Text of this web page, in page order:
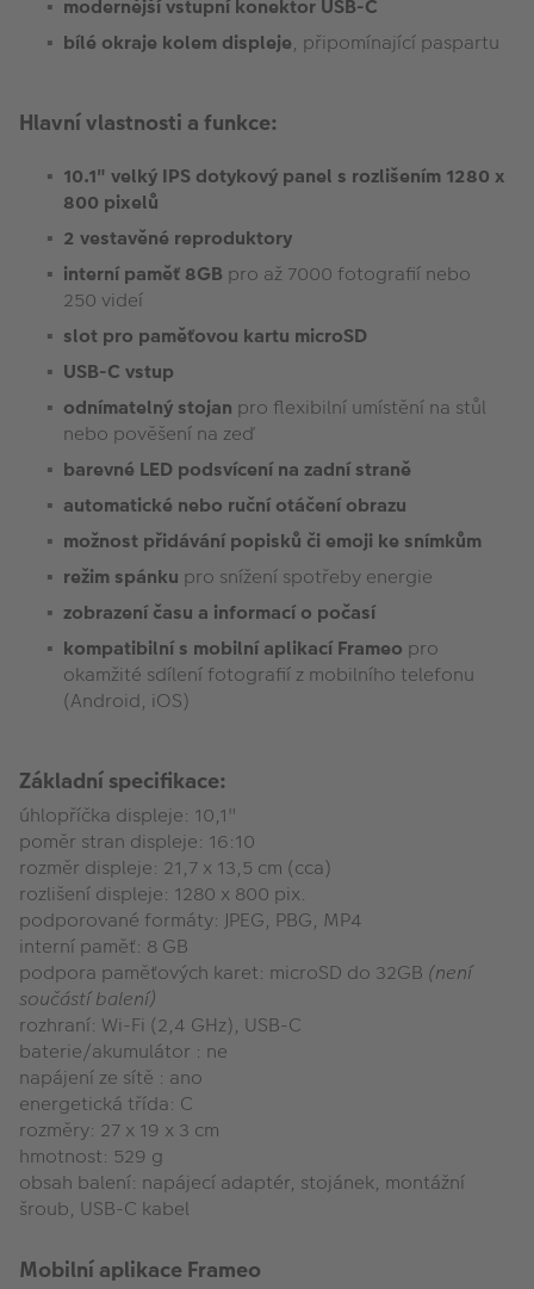
modernější vstupní konektor USB-C
bílé okraje kolem displeje, připomínající paspartu
Hlavní vlastnosti a funkce:
10.1" velký IPS dotykový panel s rozlišením 1280 x
800 pixelů
2 vestavěné reproduktory
interní paměť 8GB pro až 7000 fotografií nebo
250 videí
slot pro paměťovou kartu microSD
USB-C vstup
odnímatelný stojan pro flexibilní umístění na stůl
nebo pověšení na zeď
barevné LED podsvícení na zadní straně
automatické nebo ruční otáčení obrazu
možnost přidávání popisků či emoji ke snímkům
režim spánku pro snížení spotřeby energie
zobrazení času a informací o počasí
kompatibilní s mobilní aplikací Frameo pro
okamžité sdílení fotografií z mobilního telefonu
(Android, iOS)
Základní specifikace:
úhlopříčka displeje: 10,1"
poměr stran displeje: 16:10
rozměr displeje: 21,7 x 13,5 cm (cca)
rozlišení displeje: 1280 x 800 pix.
podporované formáty: JPEG, PBG, MP4
interní paměť: 8 GB
podpora paměťových karet: microSD do 32GB (není
součástí balení)
rozhraní: Wi-Fi (2,4 GHz), USB-C
baterie/akumulátor : ne
napájení ze sítě : ano
energetická třída: C
rozměry: 27 x 19 x 3 cm
hmotnost: 529 g
obsah balení: napájecí adaptér, stojánek, montážní
šroub, USB-C kabel
Mobilní aplikace Frameo